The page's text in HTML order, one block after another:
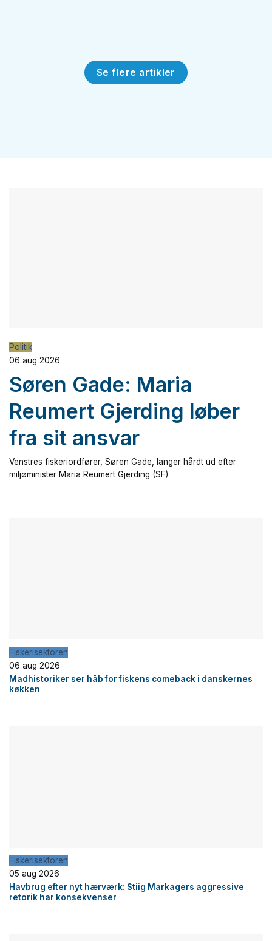
Se flere artikler
Politik
06 aug 2026
Søren Gade: Maria
Reumert Gjerding løber
fra sit ansvar
Venstres fiskeriordfører, Søren Gade, langer hårdt ud efter
miljøminister Maria Reumert Gjerding (SF)
Fiskerisektoren
06 aug 2026
Madhistoriker ser håb for fiskens comeback i danskernes
køkken
Fiskerisektoren
05 aug 2026
Havbrug efter nyt hærværk: Stiig Markagers aggressive
retorik har konsekvenser